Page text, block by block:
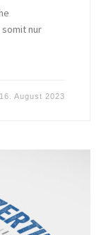
nur
16. August 2023